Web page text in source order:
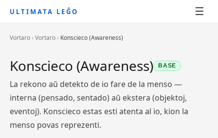
ULTIMATA LEĜO ☰
Vortaro › Vortaro › Konscieco (Awareness)
Konscieco (Awareness) BASE
La rekono aŭ detekto de io fare de la menso —
interna (pensado, sentado) aŭ ekstera (objektoj,
eventoj). Konscieco estas esti atenta al io, kion la
menso povas reprezenti.